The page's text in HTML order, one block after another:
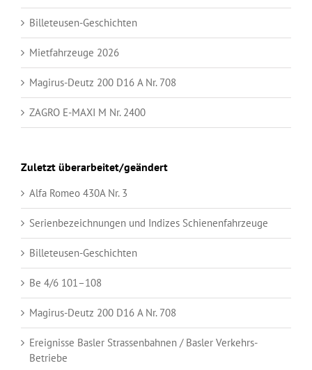
Billeteusen-Geschichten
Mietfahrzeuge 2026
Magirus-Deutz 200 D16 A Nr. 708
ZAGRO E-MAXI M Nr. 2400
Zuletzt überarbeitet/geändert
Alfa Romeo 430A Nr. 3
Serienbezeichnungen und Indizes Schienenfahrzeuge
Billeteusen-Geschichten
Be 4/6 101–108
Magirus-Deutz 200 D16 A Nr. 708
Ereignisse Basler Strassenbahnen / Basler Verkehrs-
Betriebe